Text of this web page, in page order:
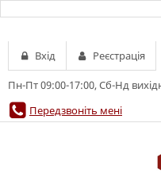
Пн-Пт 09:00-17:00, Сб-Нд
Передзвоніть мені
Вхід Реєстрація